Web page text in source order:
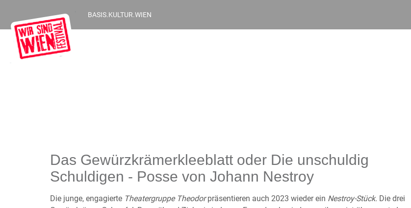
BASIS.KULTUR.WIEN
Das Gewürzkrämerkleeblatt oder Die unschuldig
Schuldigen - Posse von Johann Nestroy
Die junge, engagierte Theatergruppe Theodorpräsentieren auch 2023 wieder ein Nestroy-Stück. Die drei